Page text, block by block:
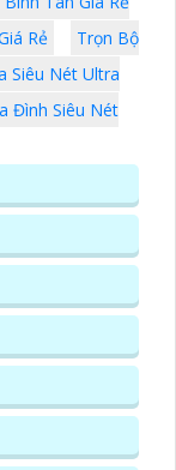
Rẻ
Trọn Bộ
Siêu Nét Ultra
Đình Siêu Nét